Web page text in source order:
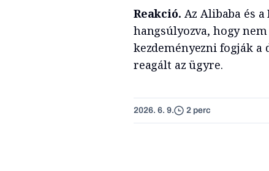
Reakció. Az Alibaba és
hangsúlyozva, hogy
kezdeményezni fogják a
reagált az ügyre.
2026. 6. 9. 2 perc